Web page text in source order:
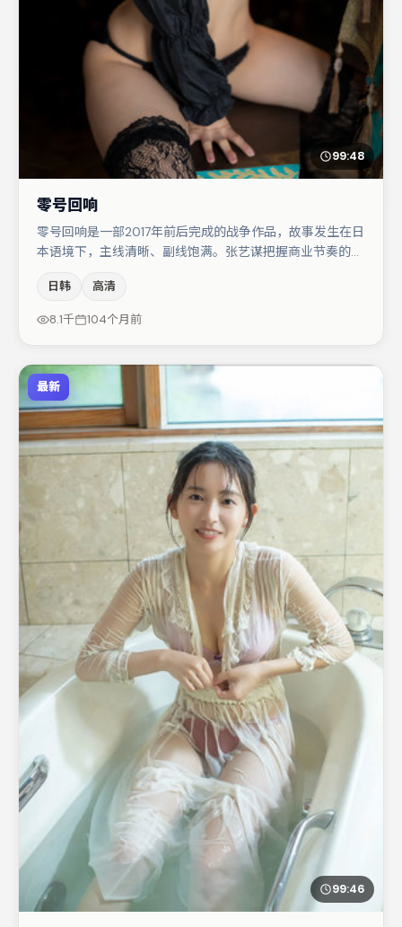
99:48
零号回响
零号回响是一部2017年前后完成的战争作品，故事发生在日
本语境下，主线清晰、副线饱满。张艺谋把握商业节奏的同
弗洛伦丝·皮尤的对手戏构成全片情感锚点，胡歌则以细节
塑造推动谜题层层揭开。节奏紧凑、反转有度，值得列入片
日韩 高清
8.1千 104个月前
最新
99:46